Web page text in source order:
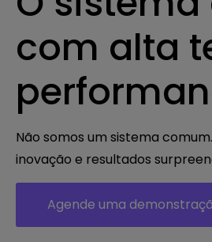
com alta
Não somos um sistema
inovação e resultados
Agende uma